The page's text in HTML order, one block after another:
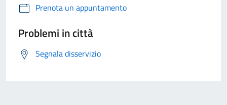
Prenota un appuntamento
Problemi in città
Segnala disservizio